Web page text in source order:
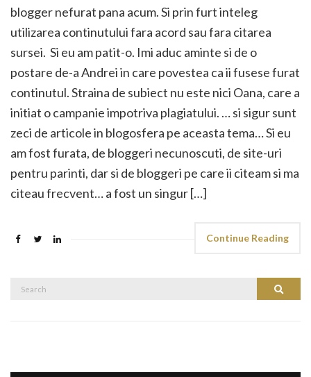
blogger nefurat pana acum. Si prin furt inteleg
utilizarea continutului fara acord sau fara citarea
sursei. Si eu am patit-o. Imi aduc aminte si de o
postare de-a Andrei in care povestea ca ii fusese furat
continutul. Straina de subiect nu este nici Oana, care a
initiat o campanie impotriva plagiatului. … si sigur sunt
zeci de articole in blogosfera pe aceasta tema… Si eu
am fost furata, de bloggeri necunoscuti, de site-uri
pentru parinti, dar si de bloggeri pe care ii citeam si ma
citeau frecvent… a fost un singur […]
Continue Reading
Search